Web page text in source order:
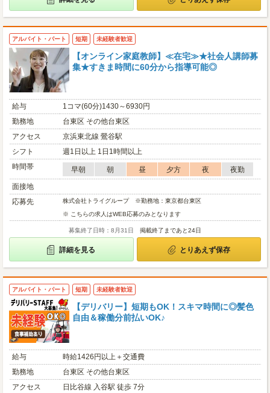
アルバイト・パート 短期 未経験者歓迎
【オンライン家庭教師】≪在宅≫★社会人講師募
集★すきま時間に60分から指導可能◎
給与
1コマ(60分)1430～6930円
勤務地
台東区 その他台東区
アクセス
京浜東北線 鶯谷駅
シフト
週1日以上 1日1時間以上
時間帯
早朝 朝 昼 夕方 夜
夜勤
面接地
応募先
株式会社トライグループ ※勤務地：東京都台東区
※ こちらの求人はWEB応募のみとなります
募集終了日時：8月31日 掲載終了まであと24日
詳細を見る とりあえず保存
アルバイト・パート 短期 未経験者歓迎
【デリバリー】短期もOK！スキマ時間に◎髪色
自由＆稼働分前払いOK♪
給与
時給1426円以上＋交通費
勤務地
台東区 その他台東区
アクセス
日比谷線 入谷駅 徒歩 7分